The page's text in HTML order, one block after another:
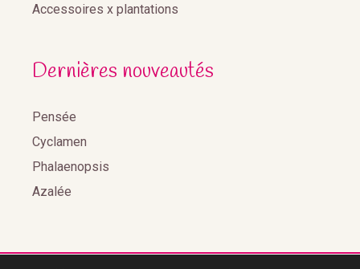
Accessoires x plantations
Dernières nouveautés
Pensée
Cyclamen
Phalaenopsis
Azalée